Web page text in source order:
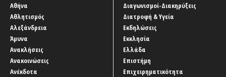
Αθήνα
Αθλητισμός
Αλεξάνδρεια
Άμυνα
Ανακλήσεις
Ανακοινώσεις
Ανέκδοτα
Διαγωνισμοί-Διακηρύξεις
Διατροφή & Υγεία
Εκδηλώσεις
Εκκλησία
Ελλάδα
Επιστήμη
Επιχειρηματικότητα